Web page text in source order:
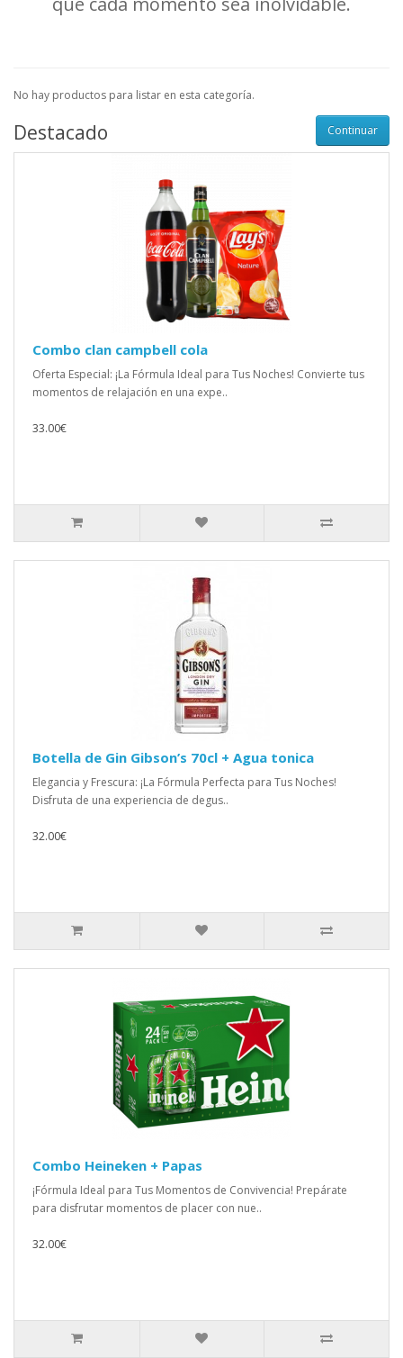
No hay productos para listar en esta categoría.
Continuar
Destacado
Combo clan campbell cola
Oferta Especial: ¡La Fórmula Ideal para Tus Noches! Convierte tus
momentos de relajación en una expe..
33.00€
Botella de Gin Gibson’s 70cl + Agua tonica
Elegancia y Frescura: ¡La Fórmula Perfecta para Tus Noches!
Disfruta de una experiencia de degus..
32.00€
Combo Heineken + Papas
¡Fórmula Ideal para Tus Momentos de Convivencia! Prepárate
para disfrutar momentos de placer con nue..
32.00€